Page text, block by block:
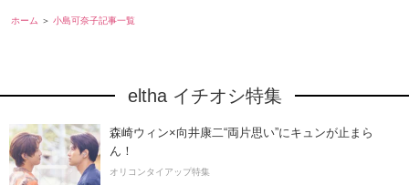
ホーム 小島可奈子記事一覧
eltha イチオシ特集
森崎ウィン×向井康二“両片思い”にキュンが止まら
ん！
オリコンタイアップ特集